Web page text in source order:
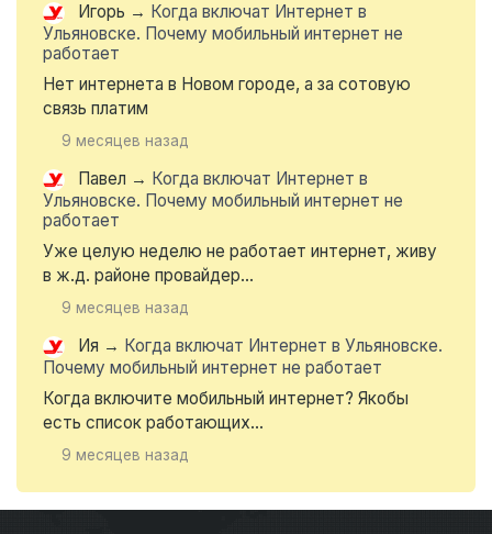
Игорь → Когда включат Интернет в
Ульяновске. Почему мобильный интернет не
работает
Нет интернета в Новом городе, а за сотовую
связь платим
9 месяцев назад
Павел → Когда включат Интернет в
Ульяновске. Почему мобильный интернет не
работает
Уже целую неделю не работает интернет, живу
в ж.д. районе провайдер...
9 месяцев назад
Ия → Когда включат Интернет в Ульяновске.
Почему мобильный интернет не работает
Когда включите мобильный интернет? Якобы
есть список работающих...
9 месяцев назад